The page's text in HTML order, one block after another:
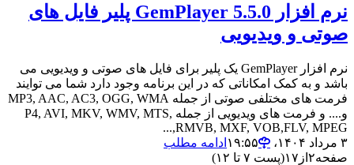
نرم افزار 5.5.0 GemPlayer پلیر فایل های
صوتی و ویدیویی
نرم افزار GemPlayer یک پلیر برای فایل های صوتی و ویدیویی می
باشد و به کمک امکاناتی که در این برنامه وجود دارد شما می توایند
فرمت های مختلفی صوتی از جمله MP3, AAC, AC3, OGG, WMA
و.... و فرمت های ویدیویی از جمله P4, AVI, MKV, WMV, MTS,
RMVB, MXF, VOB,FLV, MPEG,...
۳ مرداد ۱۴۰۴،‏ ۱۹:۵۵
ادامه مطلب
صفحه۲ از ۱۷(پست ۷ تا ۱۲)